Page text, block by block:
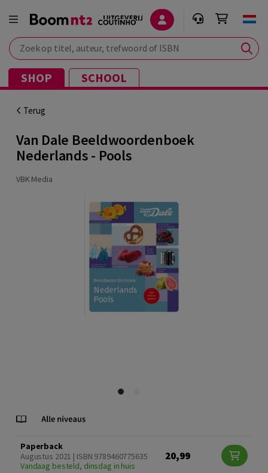
Zoek op titel, auteur, trefwoord of ISBN
SHOP SCHOOL
Terug
Van Dale Beeldwoordenboek
Nederlands - Pools
VBK Media
Paperback
Augustus 2021 | ISBN 9789460775635
Vandaag besteld, dinsdag in huis
20,99